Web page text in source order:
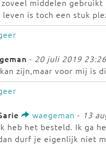
zoveel middelen
leven is toch een stuk
- 20 juli 2019 23:26
zijn,maar voor mij is
waegeman - 13
heb het besteld. Ik ga
durf je eigenlijk niet